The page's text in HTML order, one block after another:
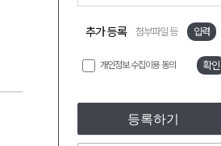
추가 등록 첨부파일 등 입력
개인정보 수집이용 동의 확인
등록하기